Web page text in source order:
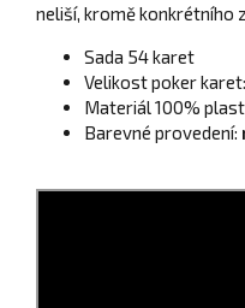
neliší, kromě konkrétního
Sada 54 karet
Velikost poker
Materiál 100% plast
Barevné provedení: